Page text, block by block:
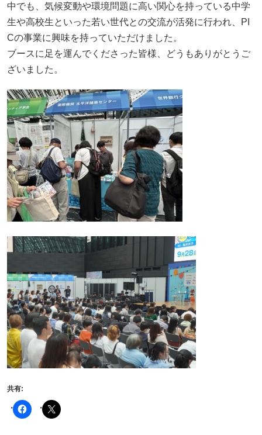
中でも、気候変動や環境問題に高い関心を持っている中学
生や高校生といった若い世代との交流が活発に行われ、PI
Cの事業に興味を持っていただけました。
ブースに足を運んでくださった皆様、どうもありがとうご
ざいました。
共有: